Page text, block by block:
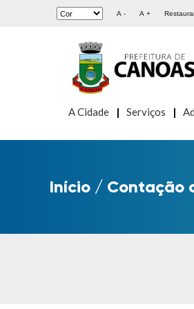
A - A +
A Cidade Serviços
Início / Contação